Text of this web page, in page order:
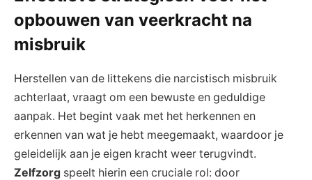
opbouwen van veerkracht na
misbruik
Herstellen van de littekens die narcistisch misbruik
achterlaat, vraagt om een bewuste en geduldige
aanpak. Het begint vaak met het herkennen en
erkennen van wat je hebt meegemaakt, waardoor je
geleidelijk aan je eigen kracht weer terugvindt.
Zelfzorg speelt hierin een cruciale rol: door